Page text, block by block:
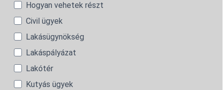
Hogyan vehetek részt
Civil ügyek
Lakásügynökség
Lakáspályázat
Lakótér
Kutyás ügyek